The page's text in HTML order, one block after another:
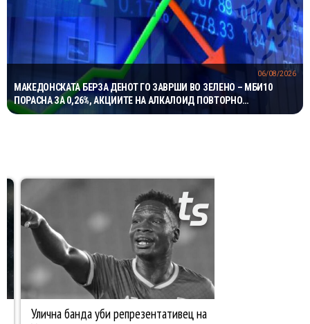
МАКЕДОНСКАТА БЕРЗА ДЕНОТ ГО ЗАВРШИ ВО ЗЕЛЕНО – МБИ10
ПОРАСНА ЗА 0,26%, АКЦИИТЕ НА АЛКАЛОИД ПОВТОРНО
НАЈТРГУВАНИ
06/08/2026